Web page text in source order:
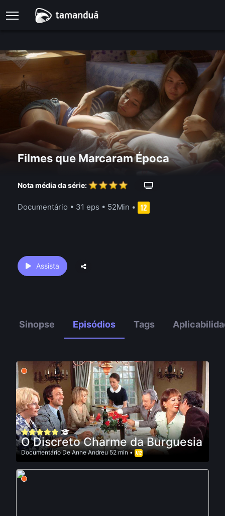
Filmes que Marcaram Época
Nota média da série:
Documentário • 31 eps • 52Min •
Assista
Sinopse Episódios Tags
O Discreto Charme da Burguesia
DocumentárioDeAnne Andreu52 min •